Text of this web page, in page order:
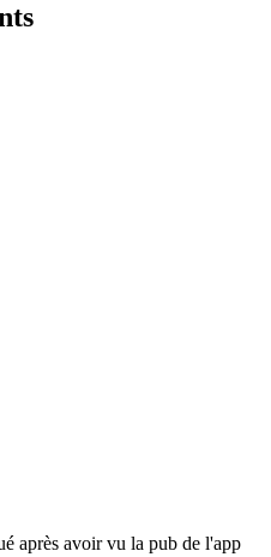
après avoir vu la pub de l'app